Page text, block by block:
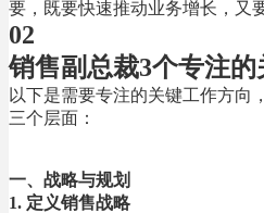
要，既要快速推动业务增长，又
02
销售副总裁3个专注的
以下是需要专注的关键工作方向
三个层面：
一、战略与规划
1. 定义销售战略